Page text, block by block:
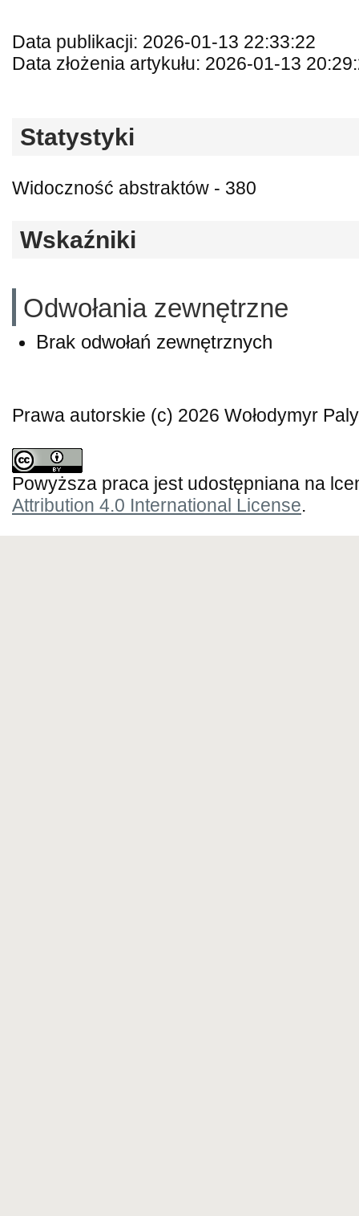
Data publikacji: 2026-01-13 22:33:22
Data złożenia artykułu: 2026-01-13
Statystyki
Widoczność abstraktów - 380
Wskaźniki
Odwołania zewnętrzne
Brak odwołań zewnętrznych
Prawa autorskie (c) 2026 Wołodymyr
Powyższa praca jest udostępniana na
Attribution 4.0 International License.